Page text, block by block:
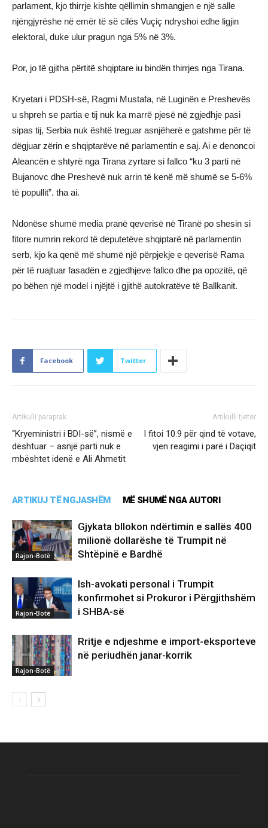
parlament, kjo thirrje kishte qëllimin shmangjen e një salle
njëngjyrëshe në emër të së cilës Vuçiç ndryshoi edhe ligjin
elektoral, duke ulur pragun nga 5% në 3%.
Por, jo të gjitha përtitë shqiptare iu bindën thirrjes nga Tirana.
Kryetari i PDSH-së, Ragmi Mustafa, në Luginën e Preshevës
u shpreh se partia e tij nuk ka marrë pjesë në zgjedhje pasi
sipas tij, Serbia nuk është treguar asnjëherë e gatshme për të
dëgjuar zërin e shqiptarëve në parlamentin e saj. Ai e denoncoi
Aleancën e shtyrë nga Tirana zyrtare si fallco “ku 3 parti në
Bujanovc dhe Preshevë nuk arrin të kenë më shumë se 5-6%
të popullit”. tha ai.
Ndonëse shumë media pranë qeverisë në Tiranë po shesin si
fitore numrin rekord të deputetëve shqiptarë në parlamentin
serb, kjo ka qenë më shumë një përpjekje e qeverisë Rama
për të ruajtuar fasadën e zgjedhjeve fallco dhe pa opozitë, që
po bëhen një model i njëjtë i gjithë autokratëve të Ballkanit.
Facebook Twitter
Artikulli paraprak
“Kryeministri i BDI-së”, nismë e
dështuar – asnjë parti nuk e
mbështet idenë e Ali Ahmetit
Artikulli tjetër
I fitoi 10.9 për qind të votave,
vjen reagimi i parë i Daçiqit
ARTIKUJ TË NGJASHËM MË SHUMË NGA AUTORI
Rajon-Botë
Gjykata bllokon ndërtimin e sallës 400
milionë dollarëshe të Trumpit në
Shtëpinë e Bardhë
Rajon-Botë
Ish-avokati personal i Trumpit
konfirmohet si Prokuror i Përgjithshëm
i SHBA-së
Rajon-Botë
Rritje e ndjeshme e import-eksporteve
në periudhën janar-korrik